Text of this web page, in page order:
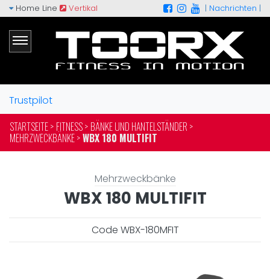
Home Line Vertikal | Nachrichten |
Trustpilot
STARTSEITE > FITNESS > BÄNKE UND HANTELSTÄNDER >
MEHRZWECKBÄNKE >WBX 180 MULTIFIT
Mehrzweckbänke
WBX 180 MULTIFIT
Code WBX-180MFIT